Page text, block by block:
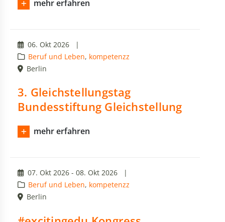
mehr erfahren
06. Okt 2026
|
Beruf und Leben, kompetenzz
Berlin
3. Gleichstellungstag
Bundesstiftung Gleichstellung
mehr erfahren
07. Okt 2026 - 08. Okt 2026
|
Beruf und Leben, kompetenzz
Berlin